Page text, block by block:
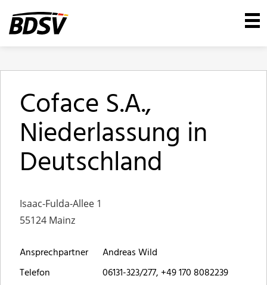
Coface S.A.,
Niederlassung in
Deutschland
Isaac-Fulda-Allee 1
55124 Mainz
Ansprechpartner
Andreas Wild
Telefon
06131-323/277, +49 170 8082239